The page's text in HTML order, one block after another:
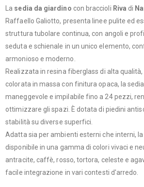
La sedia da giardino con braccioli Riva di
Raffaello Galiotto, presenta linee pulite ed
struttura tubolare continua, con angoli e
seduta e schienale in un unico elemento,
armonioso e moderno.
Realizzata in resina fiberglass di alta
colorata in massa con finitura opaca, la
maneggevole e impilabile fino a 24 pezzi,
ottimizzare gli spazi. È dotata di piedini
stabilità su diverse superfici.
Adatta sia per ambienti esterni che interni, la
disponibile in una gamma di colori vivaci e
antracite, caffè, rosso, tortora, celeste e
facile integrazione in vari contesti d'arredo. ​